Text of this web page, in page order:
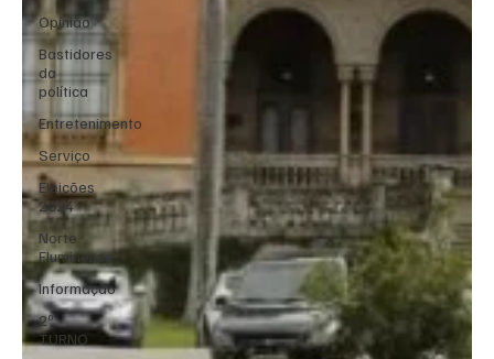
Opinião
Bastidores
da
política
Entretenimento
Serviço
Eleições
2024
Norte
Fluminense
Informação
2º
TURNO